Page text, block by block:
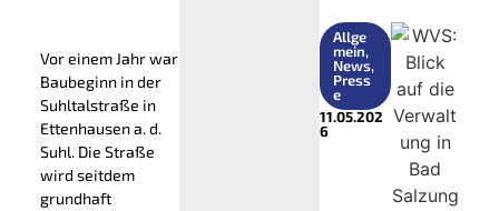
Vor einem Jahr war
Baubeginn in der
Suhltalstraße in
Ettenhausen a. d.
Suhl. Die Straße
wird seitdem
grundhaft
Allge
mein,
News,
Press
e
11.05.202
6